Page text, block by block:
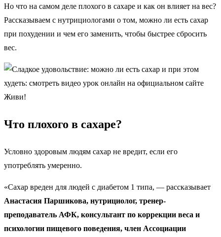
Но что на самом деле плохого в сахаре и как он влияет на вес?
Рассказываем с нутрициологами о том, можно ли есть сахар
при похудении и чем его заменить, чтобы быстрее сбросить
вес.
Что плохого в сахаре?
Условно здоровым людям сахар не вредит, если его
употреблять умеренно.
«Сахар вреден для людей с диабетом 1 типа, — рассказывает
Анастасия Паршикова, нутрициолог, тренер-
преподаватель АФК, консультант по коррекции веса и
психологии пищевого поведения, член Ассоциации